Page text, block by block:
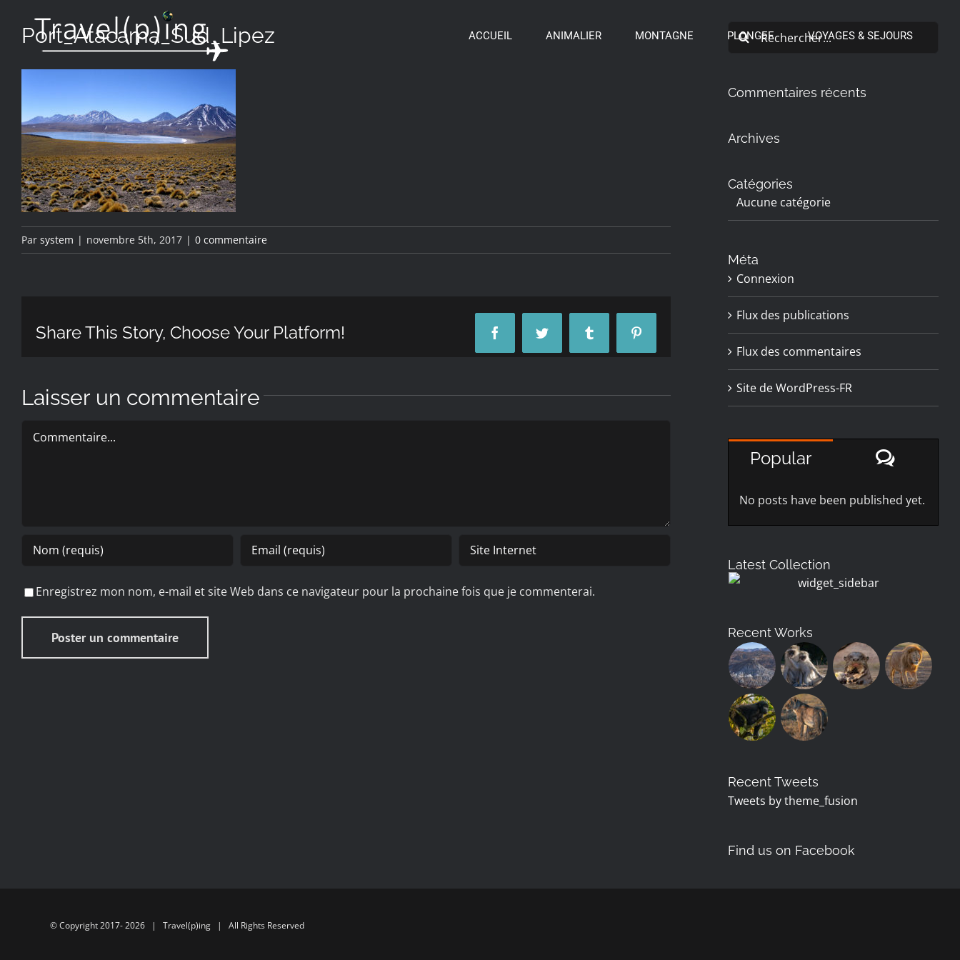
contenu
ACCUEIL ANIMALIER MONTAGNE PLONGEE VOYAGES & SEJOURS
Port_Atacama_Sud_Lipez
Par system | novembre 5th, 2017 | 0 commentaire
Share This Story, Choose Your Platform! FacebookTwitter Tumblr Pinterest
Laisser un commentaire
Commentaire
Enregistrez mon nom, e-mail et site Web dans ce navigateur pour la prochaine fois que je commenterai.
Rechercher:
Commentaires récents
Archives
Catégories
Aucune catégorie
Méta
Connexion
Flux des publications
Flux des commentaires
Site de WordPress-FR
Popular
No posts have been published yet.
Latest Collection
Recent Works
Recent Tweets
Tweets by theme_fusion
Find us on Facebook
© Copyright 2017-2026 | Travel(p)ing | All Rights Reserved